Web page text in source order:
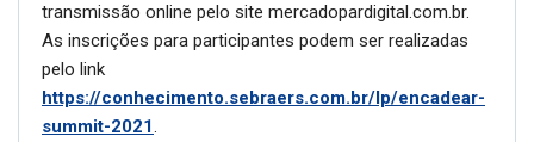
transmissão online pelo site mercadopardigital.com.br.
As inscrições para participantes podem ser realizadas
pelo link
https://conhecimento.sebraers.com.br/lp/encadear-
summit-2021.